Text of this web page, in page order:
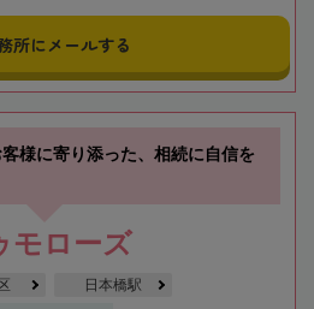
所にメールする
客様に寄り添った、相続に自信を
モローズ
日本橋駅